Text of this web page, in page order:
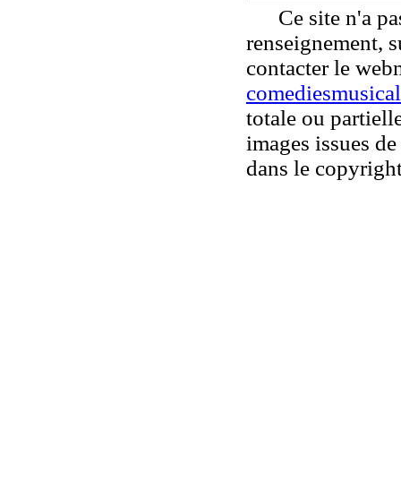
Ce site n'a
renseignement,
contacter le
totale ou
images issues
dans le